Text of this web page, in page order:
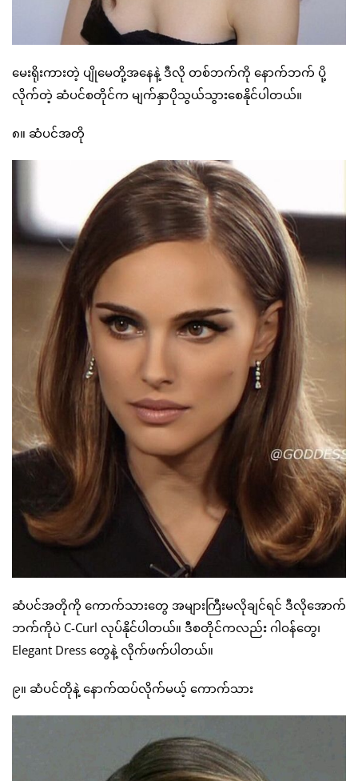
မေးရိုးကားတဲ့ ပျိုမေတို့အနေနဲ့ ဒီလို တစ်ဘက်ကို နောက်ဘက် ပို့
လိုက်တဲ့ ဆံပင်စတိုင်က မျက်နှာပိုသွယ်သွားစေနိုင်ပါတယ်။
၈။ ဆံပင်အတို
ဆံပင်အတိုကို ကောက်သားတွေ အများကြီးမလိုချင်ရင် ဒီလိုအောက်
ဘက်ကိုပဲ C-Curl လုပ်နိုင်ပါတယ်။ ဒီစတိုင်ကလည်း ဂါဝန်တွေ၊
Elegant Dress တွေနဲ့ လိုက်ဖက်ပါတယ်။
၉။ ဆံပင်တိုနဲ့ နောက်ထပ်လိုက်မယ့် ကောက်သား